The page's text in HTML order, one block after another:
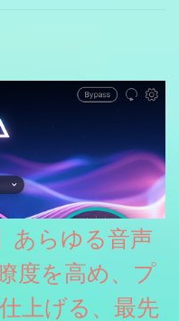
あらゆる音声
度を高め、プ
上げる、最先